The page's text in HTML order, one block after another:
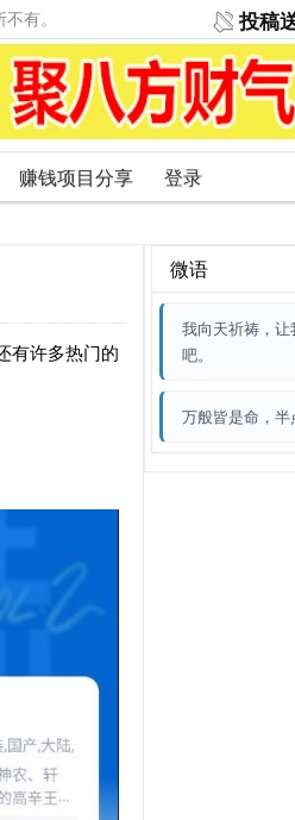
有。 投稿
赚钱项目分享 登录
有许多热门的
微语
我向天祈祷，
吧。
万般皆是命，半